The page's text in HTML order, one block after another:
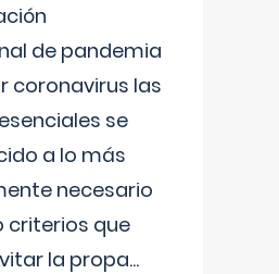
de pandemia
coronavirus las
se
a lo más
necesario
criterios que
la propa...